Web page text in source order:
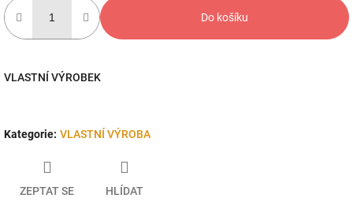
Do košíku
VLASTNÍ VÝROBEK
Kategorie: VLASTNÍ VÝROBA
ZEPTAT SE HLÍDAT